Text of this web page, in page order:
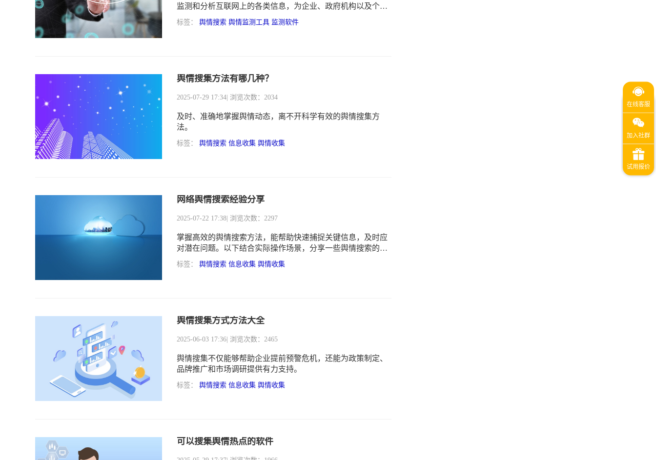
监测和分析互联网上的各类信息，为企业、政府机构以及个人
提供决策支持。
标签： 舆情搜索 舆情监测工具 监测软件
舆情搜集方法有哪几种？
2025-07-29 17:34 | 浏览次数：2034
及时、准确地掌握舆情动态，离不开科学有效的舆情搜集方
法。
标签： 舆情搜索 信息收集 舆情收集
网络舆情搜索经验分享
2025-07-22 17:38 | 浏览次数：2297
掌握高效的舆情搜索方法，能帮助快速捕捉关键信息，及时应
对潜在问题。以下结合实际操作场景，分享一些舆情搜索的实
用经验。
标签： 舆情搜索 信息收集 舆情收集
舆情搜集方式方法大全
2025-06-03 17:36 | 浏览次数：2465
舆情搜集不仅能够帮助企业提前预警危机，还能为政策制定、
品牌推广和市场调研提供有力支持。
标签： 舆情搜索 信息收集 舆情收集
可以搜集舆情热点的软件